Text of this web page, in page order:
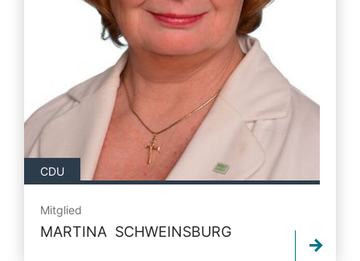
CDU
Mitglied
MARTINA SCHWEINSBURG